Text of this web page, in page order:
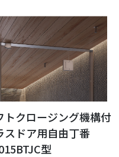
トクロージング機構付
スドア用自由丁番
型